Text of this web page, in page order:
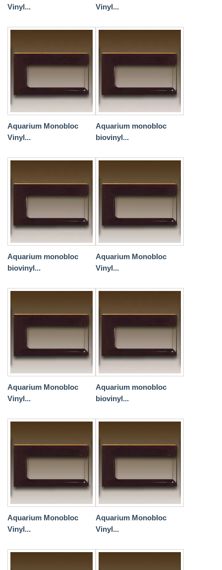
Vinyl...
Vinyl...
Aquarium Monobloc
Vinyl...
Aquarium monobloc
biovinyl...
Aquarium monobloc
biovinyl...
Aquarium Monobloc
Vinyl...
Aquarium Monobloc
Vinyl...
Aquarium monobloc
biovinyl...
Aquarium Monobloc
Vinyl...
Aquarium Monobloc
Vinyl...